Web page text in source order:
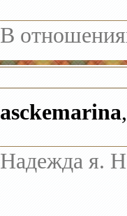
В
asckemarina
Надежда я.